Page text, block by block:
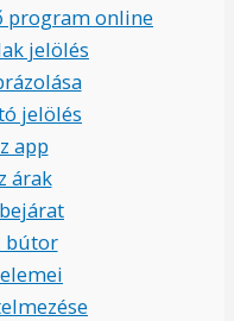
program online
jelölés
jelölés
app
árak
bútor